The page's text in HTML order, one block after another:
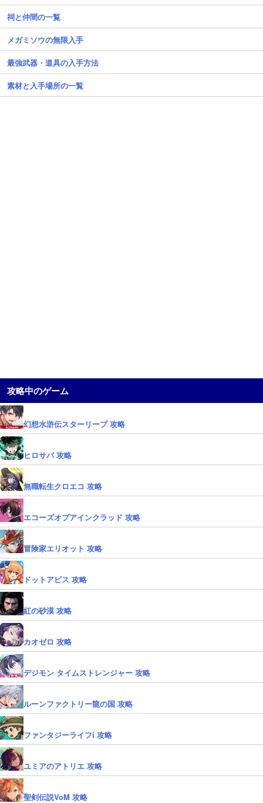
祠と仲間の一覧
メガミソウの無限入手
最強武器・道具の入手方法
素材と入手場所の一覧
攻略中のゲーム
幻想水滸伝スターリープ 攻略
ヒロサバ 攻略
無職転生クロエコ 攻略
エコーズオブアインクラッド 攻略
冒険家エリオット 攻略
ドットアビス 攻略
紅の砂漠 攻略
カオゼロ 攻略
デジモン タイムストレンジャー 攻略
ルーンファクトリー龍の国 攻略
ファンタジーライフi 攻略
ユミアのアトリエ 攻略
聖剣伝説VoM 攻略